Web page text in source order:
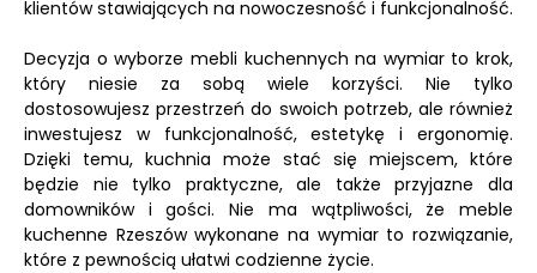
klientów stawiających na nowoczesność i funkcjonalność.
Decyzja o wyborze mebli kuchennych na wymiar to krok,
który niesie za sobą wiele korzyści. Nie tylko
dostosowujesz przestrzeń do swoich potrzeb, ale również
inwestujesz w funkcjonalność, estetykę i ergonomię.
Dzięki temu, kuchnia może stać się miejscem, które
będzie nie tylko praktyczne, ale także przyjazne dla
domowników i gości. Nie ma wątpliwości, że meble
kuchenne Rzeszów wykonane na wymiar to rozwiązanie,
które z pewnością ułatwi codzienne życie.